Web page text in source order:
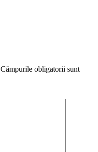
Câmpurile obligatorii sunt